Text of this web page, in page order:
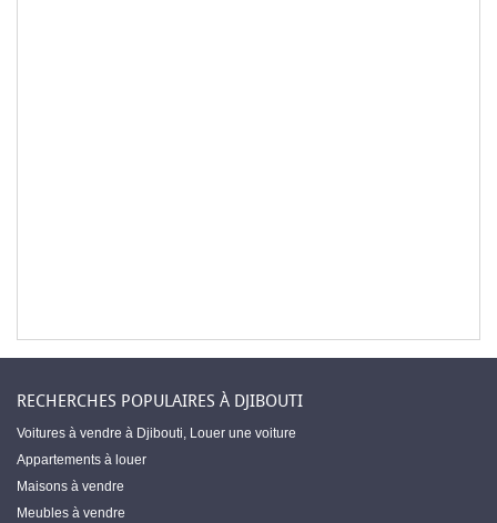
RECHERCHES POPULAIRES À DJIBOUTI
Voitures à vendre à Djibouti, Louer une voiture
Appartements à louer
Maisons à vendre
Meubles à vendre